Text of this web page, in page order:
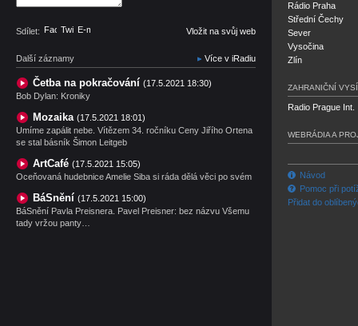
Sdílet: Facebook
TwitterE-mail Vložit na svůj web
Další záznamy Více v iRadiu
Četba na pokračování (17.5.2021 18:30)
Bob Dylan: Kroniky
Mozaika (17.5.2021 18:01)
Umíme zapálit nebe. Vítězem 34. ročníku Ceny Jiřího Ortena
se stal básník Šimon Leitgeb
ArtCafé (17.5.2021 15:05)
Oceňovaná hudebnice Amelie Siba si ráda dělá věci po svém
BáSnění (17.5.2021 15:00)
BáSnění Pavla Preisnera. Pavel Preisner: bez názvu Všemu
tady vržou panty…
Rádio Praha
Střední Čechy
Sever
Vysočina
Zlín
ZAHRANIČNÍ
Radio Prague Int.
WEBRÁDIA A
Návod
Pomoc při
Přidat do